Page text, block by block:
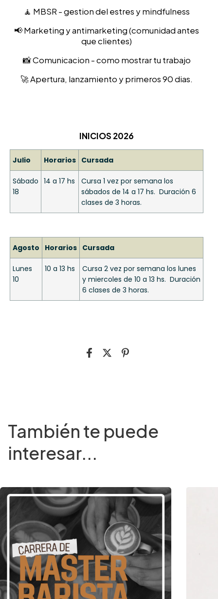
🧘 MBSR - gestion del estres y mindfulness
📢 Marketing y antimarketing (comunidad antes
que clientes)
📸 Comunicacion - como mostrar tu trabajo
🚀 Apertura, lanzamiento y primeros 90 dias.
INICIOS 2026
Julio Horarios Cursada
Sábado
18
14 a 17 hs
Cursa 1 vez por semana los
sábados de 14 a 17 hs. Duración 6
clases de 3 horas.
Agosto Horarios Cursada
Lunes
10
10 a 13 hs
Cursa 2 vez por semana los lunes
y miercoles de 10 a 13 hs. Duración
6 clases de 3 horas.
También te puede
interesar...